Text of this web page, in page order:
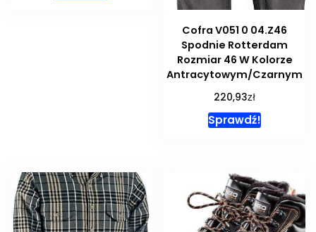
Cofra V051 0 04.Z46
Spodnie Rotterdam
Rozmiar 46 W Kolorze
Antracytowym/Czarnym
220,93zł
Sprawdź!